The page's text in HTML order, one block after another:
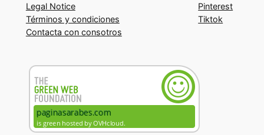
Legal Notice
Términos y condiciones
Contacta con consotros
Pinterest
Tiktok